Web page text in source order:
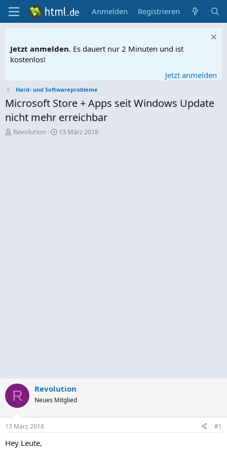
Anmelden Registrieren
Jetzt anmelden. Es dauert nur 2 Minuten und ist
kostenlos!
Jetzt anmelden
Hard- und Softwareprobleme
Microsoft Store + Apps seit Windows Update
nicht mehr erreichbar
E
Revolution
E13 März 2018
R Revolution
Neues Mitglied
13 März 2018 #1
Hey Leute,